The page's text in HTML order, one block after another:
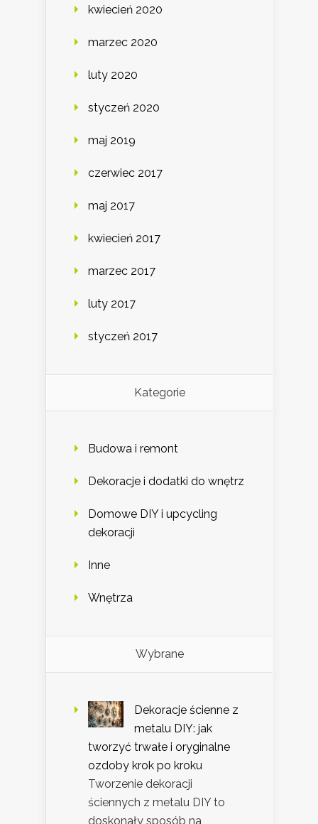
kwiecień 2020
marzec 2020
luty 2020
styczeń 2020
maj 2019
czerwiec 2017
maj 2017
kwiecień 2017
marzec 2017
luty 2017
styczeń 2017
Kategorie
Budowa i remont
Dekoracje i dodatki do wnętrz
Domowe DIY i upcycling
dekoracji
Inne
Wnętrza
Wybrane
Dekoracje ścienne z
metalu DIY: jak
tworzyć trwałe i oryginalne
ozdoby krok po kroku
Tworzenie dekoracji
ściennych z metalu DIY to
doskonały sposób na